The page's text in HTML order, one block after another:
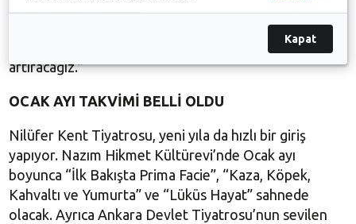
amaçlıyoruz. Hem seyirci kapasitemizi, hem de
sanatsal üretim kalitemizi istikrarlı bir biçimde
artıracağız.”
OCAK AYI TAKVİMİ BELLİ OLDU
Nilüfer Kent Tiyatrosu, yeni yıla da hızlı bir giriş
yapıyor. Nazım Hikmet Kültürevi’nde Ocak ayı
boyunca “İlk Bakışta Prima Facie”, “Kaza, Köpek,
Kahvaltı ve Yumurta” ve “Lüküs Hayat” sahnede
olacak. Ayrıca Ankara Devlet Tiyatrosu’nun sevilen
Kapat